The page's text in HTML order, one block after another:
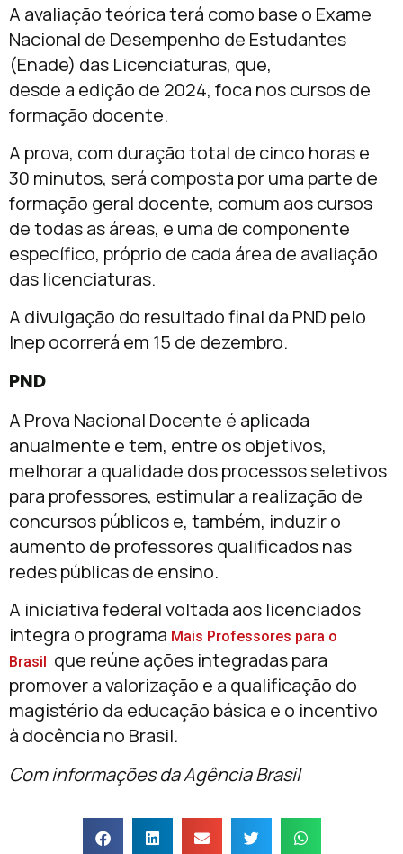
A avaliação teórica terá como base o Exame
Nacional de Desempenho de Estudantes
(Enade) das Licenciaturas, que,
desde a edição de 2024, foca nos cursos de
formação docente.
A prova, com duração total de cinco horas e
30 minutos, será composta por uma parte de
formação geral docente, comum aos cursos
de todas as áreas, e uma de componente
específico, próprio de cada área de avaliação
das licenciaturas.
A divulgação do resultado final da PND pelo
Inep ocorrerá em 15 de dezembro.
PND
A Prova Nacional Docente é aplicada
anualmente e tem, entre os objetivos,
melhorar a qualidade dos processos seletivos
para professores, estimular a realização de
concursos públicos e, também, induzir o
aumento de professores qualificados nas
redes públicas de ensino.
A iniciativa federal voltada aos licenciados
integra o programa Mais Professores para o
Brasil
que reúne ações integradas para
promover a valorização e a qualificação do
magistério da educação básica e o incentivo
à docência no Brasil.
Com informações da Agência Brasil